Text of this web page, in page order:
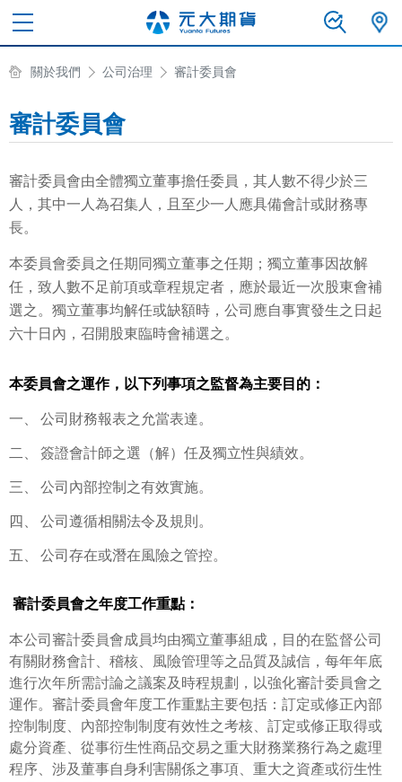
關於我們 公司治理 審計委員會
審計委員會
審計委員會由全體獨立董事擔任委員，其人數不得少於三
人，其中一人為召集人，且至少一人應具備會計或財務專
長。
本委員會委員之任期同獨立董事之任期；獨立董事因故解
任，致人數不足前項或章程規定者，應於最近一次股東會補
選之。獨立董事均解任或缺額時，公司應自事實發生之日起
六十日內，召開股東臨時會補選之。
本委員會之運作，以下列事項之監督為主要目的：
一、 公司財務報表之允當表達。
二、 簽證會計師之選（解）任及獨立性與績效。
三、 公司內部控制之有效實施。
四、 公司遵循相關法令及規則。
五、 公司存在或潛在風險之管控。
審計委員會之年度工作重點：
本公司審計委員會成員均由獨立董事組成，目的在監督公司
有關財務會計、稽核、風險管理等之品質及誠信，每年年底
進行次年所需討論之議案及時程規劃，以強化審計委員會之
運作。審計委員會年度工作重點主要包括：訂定或修正內部
控制制度、內部控制制度有效性之考核、訂定或修正取得或
處分資產、從事衍生性商品交易之重大財務業務行為之處理
程序、涉及董事自身利害關係之事項、重大之資產或衍生性